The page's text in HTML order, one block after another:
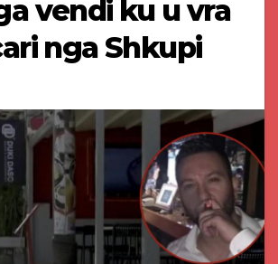
vendi ku u vra
nga Shkupi